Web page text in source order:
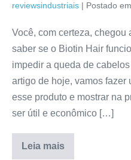
reviewsindustriais | Postado em
Você, com certeza, chegou
saber se o Biotin Hair
impedir a queda de
artigo de hoje, vamos fazer
esse produto e mostrar na
ser útil e econômico […]
Leia mais